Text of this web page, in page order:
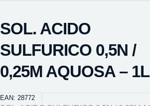
SOL. ACIDO
SULFURICO 0,5N /
0,25M AQUOSA – 1L
EAN: 28772